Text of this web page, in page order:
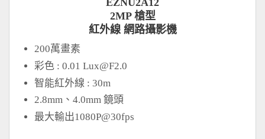
EZNU2A12
2MP 槍型
紅外線 網路攝影機
200萬畫素
彩色 : 0.01Lux@F2.0
智能紅外線 : 30m
2.8mm、4.0mm 鏡頭
最大輸出1080P@30fps